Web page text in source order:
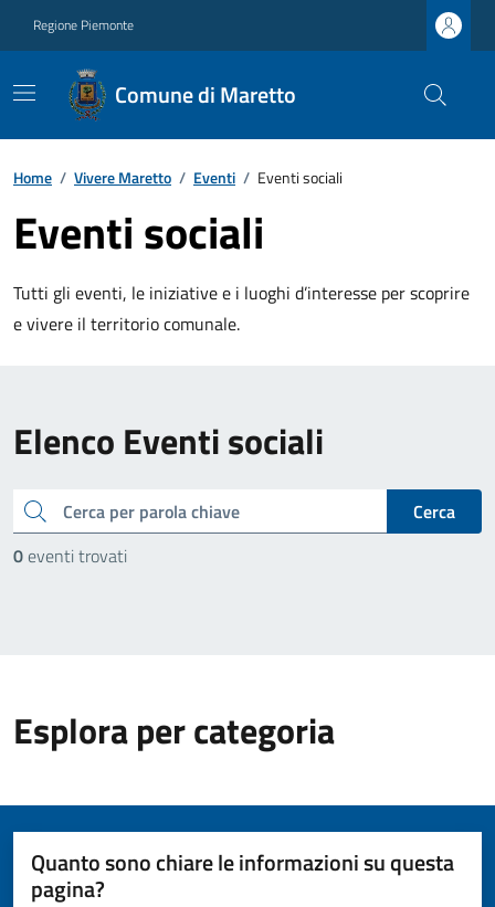
Regione Piemonte
Comune di Maretto
Home / Vivere Maretto / Eventi / Eventi sociali
Eventi sociali
Tutti gli eventi, le iniziative e i luoghi d’interesse per scoprire
e vivere il territorio comunale.
Elenco Eventi sociali
cerca
Cerca
0eventi trovati
Esplora per categoria
Quanto sono chiare le informazioni su questa
pagina?